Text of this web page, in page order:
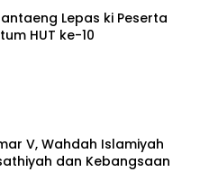
Lepas ki Peserta
HUT ke-10
V, Wahdah Islamiyah
dan Kebangsaan